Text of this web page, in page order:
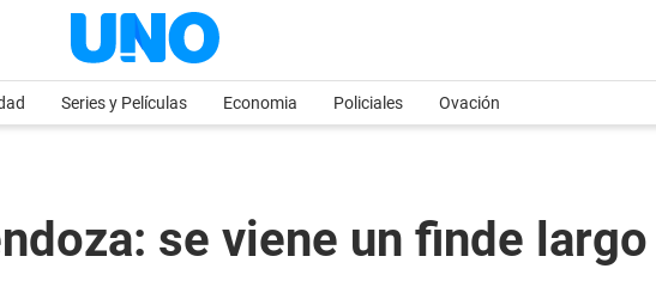
Series y Películas Economia Policiales Ovación
se viene un finde